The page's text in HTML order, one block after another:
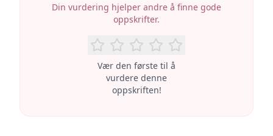
Din vurdering hjelper andre å finne gode
oppskrifter.
Vær den første til å
vurdere denne
oppskriften!